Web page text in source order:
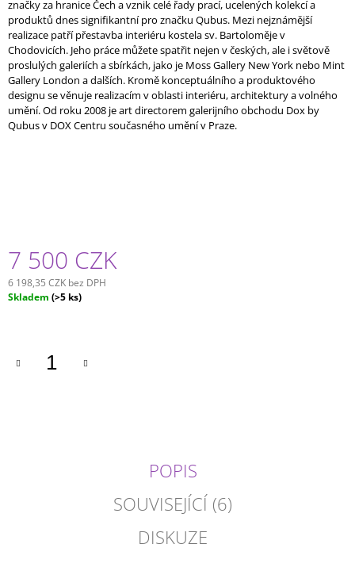
značky za hranice Čech a vznik celé řady prací, ucelených kolekcí a
produktů dnes signifikantní pro značku Qubus. Mezi nejznámější
realizace patří přestavba interiéru kostela sv. Bartoloměje v
Chodovicích. Jeho práce můžete spatřit nejen v českých, ale i světově
proslulých galeriích a sbírkách, jako je Moss Gallery New York nebo Mint
Gallery London a dalších. Kromě konceptuálního a produktového
designu se věnuje realizacím v oblasti interiéru, architektury a volného
umění. Od roku 2008 je art directorem galerijního obchodu Dox by
Qubus v DOX Centru současného umění v Praze.
7 500 CZK
6 198,35 CZK bez DPH
Měrná
Skladem (>5 ks)
POPIS
SOUVISEJÍCÍ (6)
DISKUZE